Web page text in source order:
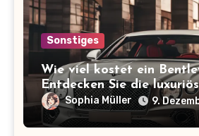
Sonstiges
Wie viel kostet ein
Entdecken Sie die
Preisspanne der
Sophia Müller 9.